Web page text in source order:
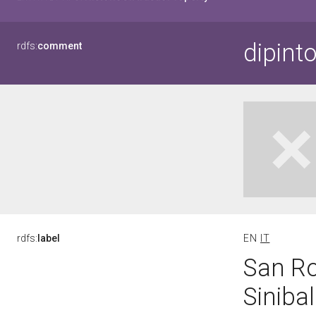
rdfs:comment
rdfs: label EN IT
San